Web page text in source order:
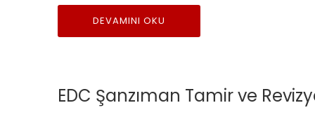
DEVAMINI OKU
EDC Şanzıman Tamir ve